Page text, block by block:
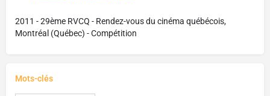
2011 - 29ème RVCQ - Rendez-vous du cinéma québécois,
Montréal (Québec) - Compétition
Mots-clés